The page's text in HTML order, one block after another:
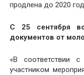
продлена до 2020
С 25 сентября
документов от
«В соответствии с
участником